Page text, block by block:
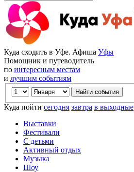
Куда сходить в Уфе. Афиша Уфы
Помощник и путеводитель
по интересным местам
и лучшим событиям
Куда пойти сегодня завтра в выходные
Выставки
Фестивали
С детьми
Активный отдых
Музыка
Шоу